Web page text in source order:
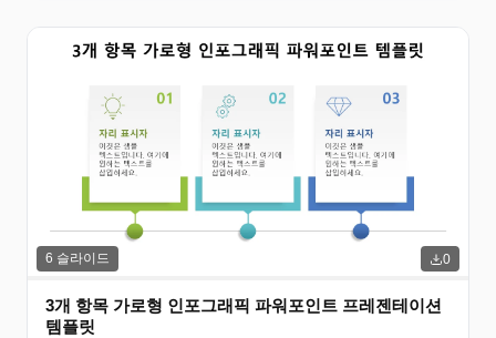
6 슬라이드 0
3개 항목 가로형 인포그래픽 파워포인트 프레젠테이션
템플릿